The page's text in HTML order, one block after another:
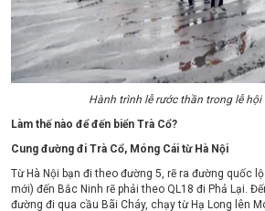
Hành trình lễ rước thần trong lễ hội
Làm thế nào để đến biển Trà Cổ?
Cung đường đi Trà Cổ, Móng Cái từ Hà Nội
Từ Hà Nội bạn đi theo đường 5, rẽ ra đường quốc
mới) đến Bắc Ninh rẽ phải theo QL18 đi Phả Lại.
đường đi qua cầu Bãi Cháy, chạy từ Hạ Long lên